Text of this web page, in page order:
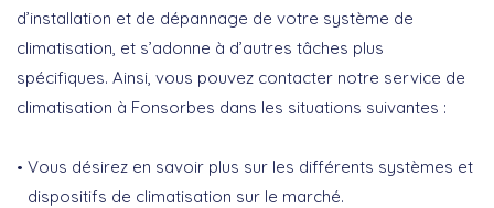
d’installation et de dépannage de votre système de
climatisation, et s’adonne à d’autres tâches plus
spécifiques. Ainsi, vous pouvez contacter notre service de
climatisation à Fonsorbes dans les situations suivantes :
Vous désirez en savoir plus sur les différents systèmes et
dispositifs de climatisation sur le marché.